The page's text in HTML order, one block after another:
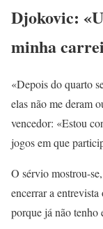
Djokovic:
minha
«Depois do quarto
elas não me deram
vencedor: «Estou
jogos em que
O sérvio mostrou-
encerrar a
porque já não